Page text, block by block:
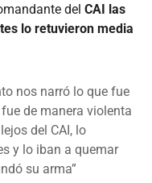
del CAI las
lo retuvieron media
nos narró lo que fue
de manera violenta
del CAI, lo
y lo iban a quemar
su arma